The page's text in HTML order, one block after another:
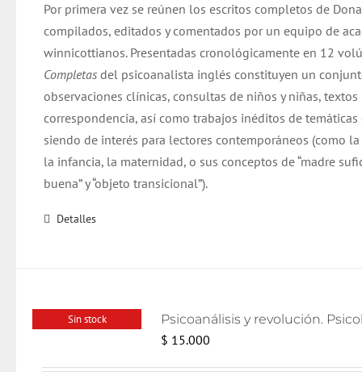
era:
$ 32.000.
es:
$ 31.000.
Por primera vez se reúnen los escritos completos de
compilados, editados y comentados por un equipo de
winnicottianos. Presentadas cronológicamente en 12
Completasdel psicoanalista inglés constituyen un
observaciones clínicas, consultas de niños y niñas,
correspondencia, así como trabajos inéditos de
siendo de interés para lectores contemporáneos (como
la infancia, la maternidad, o sus conceptos de “madre
buena” y “objeto transicional”).
Detalles
Sin stock
$ 15.000